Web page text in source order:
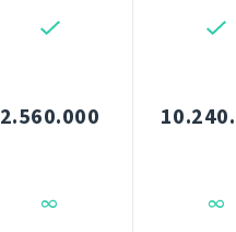
2.560.000
∞ ∞